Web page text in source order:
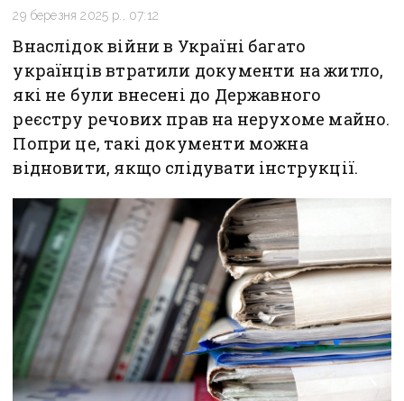
29 березня 2025 р., 07:12
Внаслідок війни в Україні багато
українців втратили документи на житло,
які не були внесені до Державного
реєстру речових прав на нерухоме майно.
Попри це, такі документи можна
відновити, якщо слідувати інструкції.